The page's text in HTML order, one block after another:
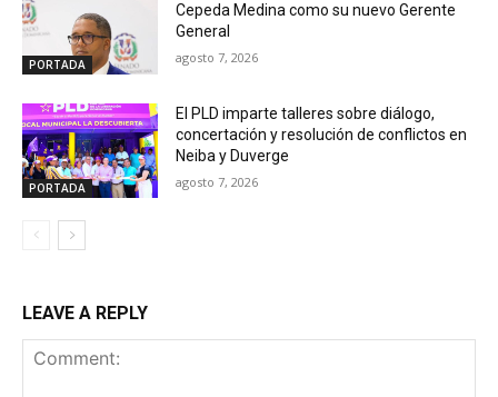
PORTADA
Cepeda Medina como su nuevo Gerente
General
agosto 7, 2026
PORTADA
El PLD imparte talleres sobre diálogo,
concertación y resolución de conflictos en
Neiba y Duverge
agosto 7, 2026
LEAVE A REPLY